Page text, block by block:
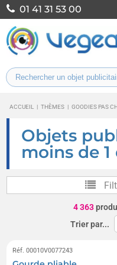
01 41 31 53 00
ACCUEIL | THÈMES | GOODIES PAS
Objets
moins de 1
4 363
Trier par...
Réf. 00010V0077243